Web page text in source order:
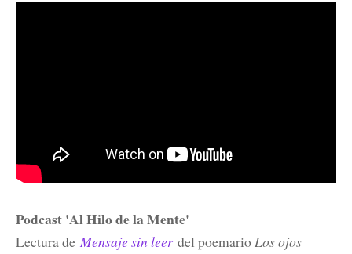
Podcast 'Al Hilo de la Mente'
Lectura de Mensaje sin leer del poemarioLos ojos